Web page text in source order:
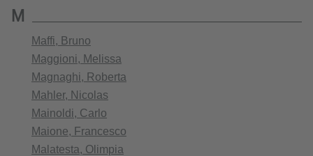
M
Maffi, Bruno
Maggioni, Melissa
Magnaghi, Roberta
Mahler, Nicolas
Mainoldi, Carlo
Maione, Francesco
Malatesta, Olimpia